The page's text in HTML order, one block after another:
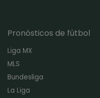
Pronósticos de fútbol
Liga MX
MLS
Bundesliga
La Liga